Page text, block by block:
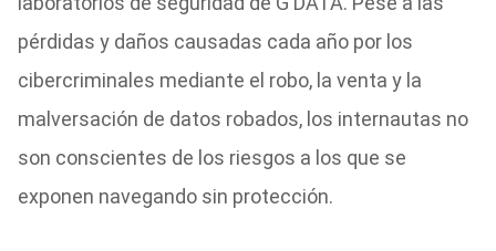
pérdidas y daños causadas cada año por los
cibercriminales mediante el robo, la venta y la
malversación de datos robados, los internautas no
son conscientes de los riesgos a los que se
exponen navegando sin protección.